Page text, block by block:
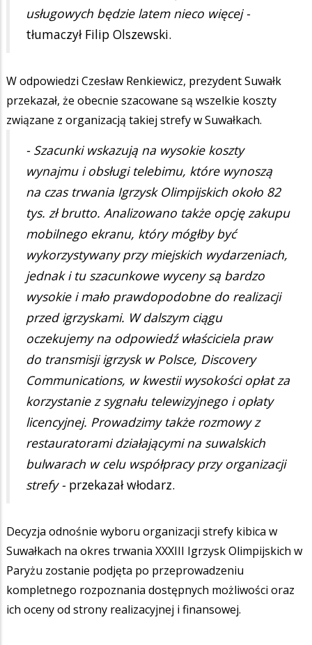
usługowych będzie latem nieco więcej -
tłumaczył Filip Olszewski.
W odpowiedzi Czesław Renkiewicz, prezydent Suwałk
przekazał, że obecnie szacowane są wszelkie koszty
związane z organizacją takiej strefy w Suwałkach.
- Szacunki wskazują na wysokie koszty
wynajmu i obsługi telebimu, które wynoszą
na czas trwania Igrzysk Olimpijskich około 82
tys. zł brutto. Analizowano także opcję zakupu
mobilnego ekranu, który mógłby być
wykorzystywany przy miejskich wydarzeniach,
jednak i tu szacunkowe wyceny są bardzo
wysokie i mało prawdopodobne do realizacji
przed igrzyskami. W dalszym ciągu
oczekujemy na odpowiedź właściciela praw
do transmisji igrzysk w Polsce, Discovery
Communications, w kwestii wysokości opłat za
korzystanie z sygnału telewizyjnego i opłaty
licencyjnej. Prowadzimy także rozmowy z
restauratorami działającymi na suwalskich
bulwarach w celu współpracy przy organizacji
strefy - przekazał włodarz.
Decyzja odnośnie wyboru organizacji strefy kibica w
Suwałkach na okres trwania XXXIII Igrzysk Olimpijskich w
Paryżu zostanie podjęta po przeprowadzeniu
kompletnego rozpoznania dostępnych możliwości oraz
ich oceny od strony realizacyjnej i finansowej.